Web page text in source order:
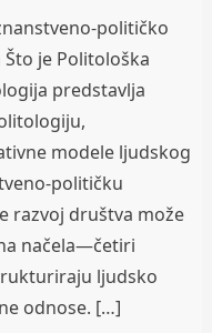
političko
je Politološka
predstavlja
modele ljudskog
političku
razvoj društva može
načela—četiri
ljudsko
odnose. […]